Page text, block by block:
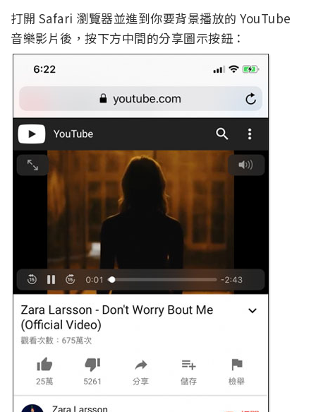
打開 Safari 瀏覽器並進到你要背景播放的 YouTube
音樂影片後，按下方中間的分享圖示按鈕：